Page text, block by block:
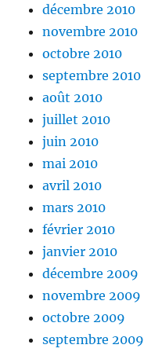
décembre 2010
novembre 2010
octobre 2010
septembre 2010
août 2010
juillet 2010
juin 2010
mai 2010
avril 2010
mars 2010
février 2010
janvier 2010
décembre 2009
novembre 2009
octobre 2009
septembre 2009